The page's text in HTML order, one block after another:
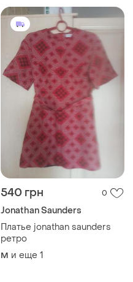
540 грн 0
Jonathan Saunders
Платье jonathan saunders
ретро
M и еще 1